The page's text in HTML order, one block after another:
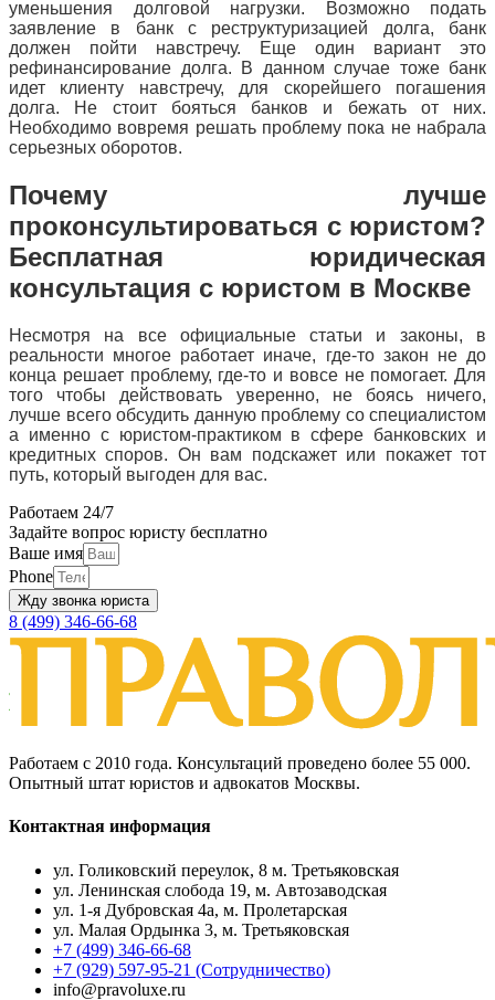
уменьшения долговой нагрузки. Возможно подать
заявление в банк с реструктуризацией долга, банк
должен пойти навстречу. Еще один вариант это
рефинансирование долга. В данном случае тоже банк
идет клиенту навстречу, для скорейшего погашения
долга. Не стоит бояться банков и бежать от них.
Необходимо вовремя решать проблему пока не набрала
серьезных оборотов.
Почему лучше
проконсультироваться с юристом?
Бесплатная юридическая
консультация с юристом в Москве
Несмотря на все официальные статьи и законы, в
реальности многое работает иначе, где-то закон не до
конца решает проблему, где-то и вовсе не помогает. Для
того чтобы действовать уверенно, не боясь ничего,
лучше всего обсудить данную проблему со специалистом
а именно с юристом-практиком в сфере банковских и
кредитных споров. Он вам подскажет или покажет тот
путь, который выгоден для вас.
Работаем 24/7
Задайте вопрос юристу бесплатно
Ваше имя
Phone
Жду звонка юриста
8 (499) 346-66-68
Работаем с 2010 года. Консультаций проведено более 55 000.
Опытный штат юристов и адвокатов Москвы.
Контактная информация
ул. Голиковский переулок, 8 м. Третьяковская
ул. Ленинская слобода 19, м. Автозаводская
ул. 1-я Дубровская 4а, м. Пролетарская
ул. Малая Ордынка 3, м. Третьяковская
+7 (499) 346-66-68
+7 (929) 597-95-21 (Сотрудничество)
info@pravoluxe.ru